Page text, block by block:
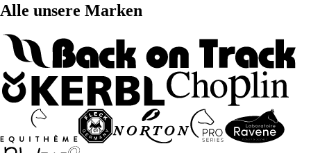
Alle unsere Marken